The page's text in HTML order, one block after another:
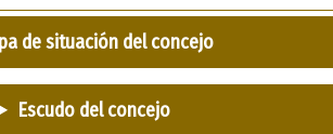
de situación del concejo
Escudo del concejo